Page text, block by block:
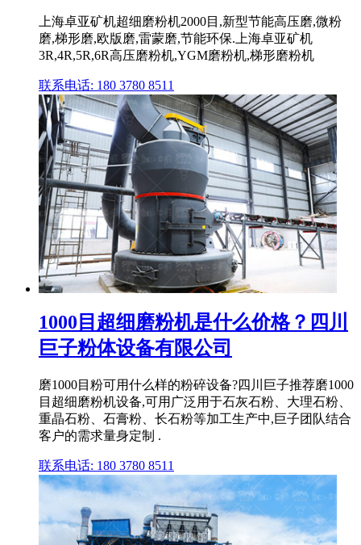
上海卓亚矿机超细磨粉机2000目,新型节能高压磨,微粉
磨,梯形磨,欧版磨,雷蒙磨,节能环保.上海卓亚矿机
3R,4R,5R,6R高压磨粉机,YGM磨粉机,梯形磨粉机
联系电话: 180 3780 8511
1000目超细磨粉机是什么价格？四川
巨子粉体设备有限公司
磨1000目粉可用什么样的粉碎设备?四川巨子推荐磨1000
目超细磨粉机设备,可用广泛用于石灰石粉、大理石粉、
重晶石粉、石膏粉、长石粉等加工生产中,巨子团队结合
客户的需求量身定制 .
联系电话: 180 3780 8511